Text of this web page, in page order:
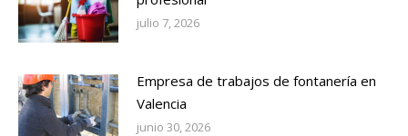
julio 7, 2026
Empresa de trabajos de fontanería en
Valencia
junio 30, 2026